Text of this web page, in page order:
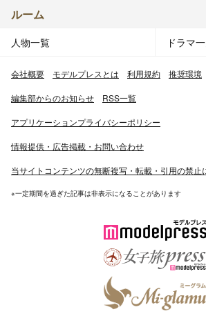
ルーム
人物一覧 ドラマ
会社概要 モデルプレスとは 利用規約 推奨環境
編集部からのお知らせ RSS一覧
アプリケーションプライバシーポリシー
情報提供・広告掲載・お問い合わせ
当サイトコンテンツの無断複写・転載・引用の禁止
※一定期間を過ぎた記事は非表示になることがあります